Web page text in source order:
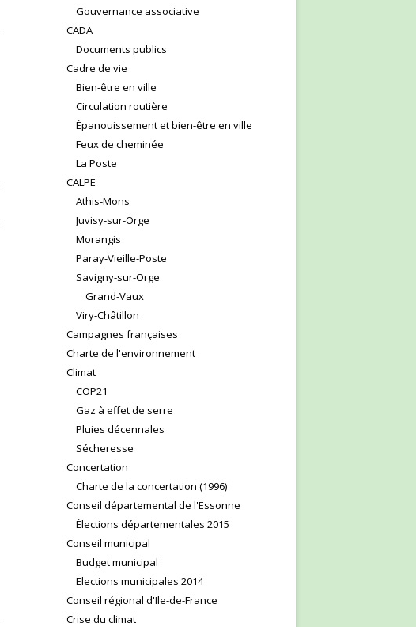
Gouvernance associative
CADA
Documents publics
Cadre de vie
Bien-être en ville
Circulation routière
Épanouissement et bien-être en ville
Feux de cheminée
La Poste
CALPE
Athis-Mons
Juvisy-sur-Orge
Morangis
Paray-Vieille-Poste
Savigny-sur-Orge
Grand-Vaux
Viry-Châtillon
Campagnes françaises
Charte de l'environnement
Climat
COP21
Gaz à effet de serre
Pluies décennales
Sécheresse
Concertation
Charte de la concertation (1996)
Conseil départemental de l'Essonne
Élections départementales 2015
Conseil municipal
Budget municipal
Elections municipales 2014
Conseil régional d'Ile-de-France
Crise du climat